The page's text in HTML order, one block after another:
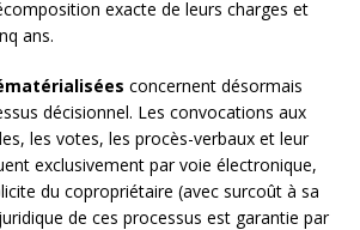
exacte de leurs charges et
ans.
concernent désormais
décisionnel. Les convocations aux
les votes, les procès-verbaux et leur
exclusivement par voie électronique,
du copropriétaire (avec surcoût à sa
de ces processus est garantie par